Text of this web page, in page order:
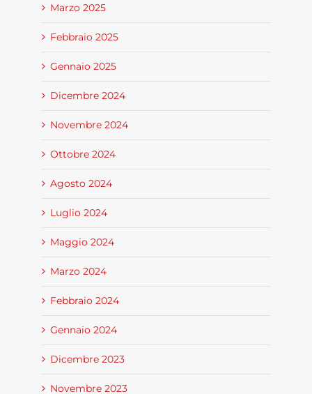
Marzo 2025
Febbraio 2025
Gennaio 2025
Dicembre 2024
Novembre 2024
Ottobre 2024
Agosto 2024
Luglio 2024
Maggio 2024
Marzo 2024
Febbraio 2024
Gennaio 2024
Dicembre 2023
Novembre 2023